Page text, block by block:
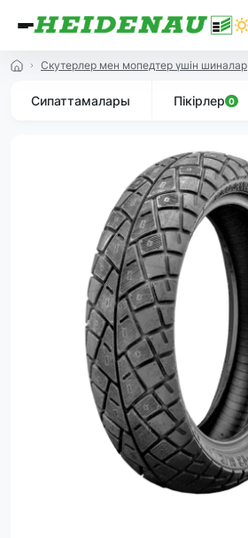
Скутерлер мен мопедтер үшін шиналар
Сипаттамалары Пікірлер 0